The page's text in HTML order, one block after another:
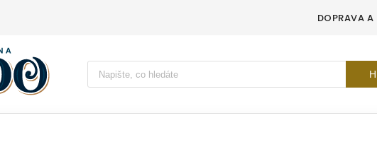
DOPRAVA A
Vyhledávání